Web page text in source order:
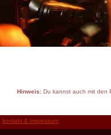
Hinweis:Du kannst auch mit den
kontakt & impressum